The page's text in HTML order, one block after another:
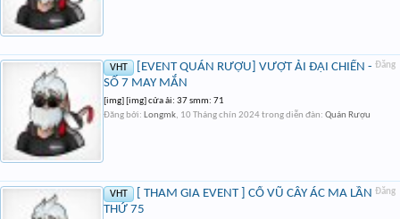
Đăng
VHT
[EVENT QUÁN RƯỢU] VƯỢT ẢI ĐẠI CHIẾN -
SỐ 7 MAY MẮN
[img] [img] cửa ải: 37 smm: 71
Đăng bởi: Longmk, 10 Tháng chín 2024trong diễn đàn: Quán Rượu
Đăng
VHT
[ THAM GIA EVENT ] CỔ VŨ CÂY ÁC MA LẦN
THỨ 75